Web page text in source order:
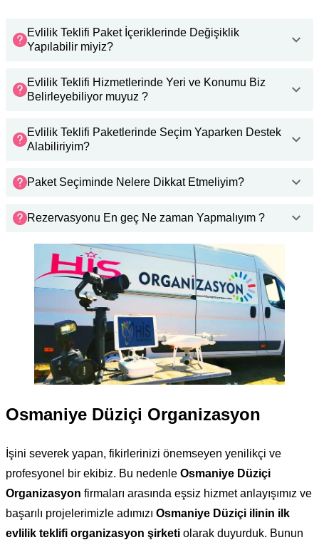
Evlilik Teklifi Paket İçeriklerinde Değişiklik
Yapılabilir miyiz?
Evlilik Teklifi Hizmetlerinde Yeri ve Konumu Biz
Belirleyebiliyor muyuz ?
Evlilik Teklifi Paketlerinde Seçim Yaparken Destek
Alabiliriyim?
Paket Seçiminde Nelere Dikkat Etmeliyim?
Rezervasyonu En geç Ne zaman Yapmalıyım ?
Osmaniye Düziçi Organizasyon
İşini severek yapan, fikirlerinizi önemseyen yenilikçi ve
profesyonel bir ekibiz. Bu nedenle Osmaniye Düziçi
Organizasyon firmaları arasında eşsiz hizmet anlayışımız ve
başarılı projelerimizle adımızı Osmaniye Düziçi ilinin ilk
evlilik teklifi organizasyon şirketi olarak duyurduk. Bunun